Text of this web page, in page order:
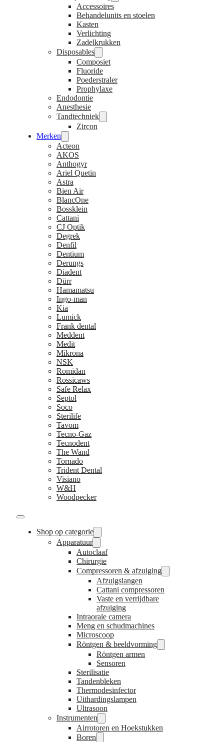
Accessoires
Behandelunits en stoelen
Kasten
Verlichting
Zadelkrukken
Disposables
Composiet
Fluoride
Poederstraler
Prophylaxe
Endodontie
Anesthesie
Tandtechniek
Zircon
Merken
Acteon
AKOS
Anthogyr
Ariel Quetin
Astra
Bien Air
BlancOne
Bossklein
Cattani
CJ Optik
Degrek
Denfil
Dentium
Derungs
Diadent
Dürr
Hamamatsu
Ingo-man
Kia
Lumick
Frank dental
Meddent
Medit
Mikrona
NSK
Romidan
Rossicaws
Safe Relax
Septol
Soco
Sterilife
Tavom
Tecno-Gaz
Tecnodent
The Wand
Tornado
Trident Dental
Visiano
W&H
Woodpecker
Shop op categorie
Apparatuur
Autoclaaf
Chirurgie
Compressoren & afzuiging
Afzuigslangen
Cattani compressoren
Vaste en verrijdbare
afzuiging
Intraorale camera
Meng en schudmachines
Microscoop
Röntgen & beeldvorming
Röntgen armen
Sensoren
Sterilisatie
Tandenbleken
Thermodesinfector
Uithardingslampen
Ultrasoon
Instrumenten
Airrotoren en Hoekstukken
Boren